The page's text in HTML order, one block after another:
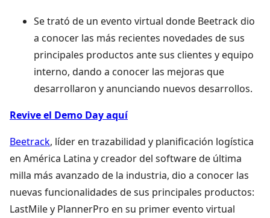
Se trató de un evento virtual donde Beetrack dio
a conocer las más recientes novedades de sus
principales productos ante sus clientes y equipo
interno, dando a conocer las mejoras que
desarrollaron y anunciando nuevos desarrollos.
Revive el Demo Day aquí
Beetrack, líder en trazabilidad y planificación logística
en América Latina y creador del software de última
milla más avanzado de la industria, dio a conocer las
nuevas funcionalidades de sus principales productos:
LastMile y PlannerPro en su primer evento virtual